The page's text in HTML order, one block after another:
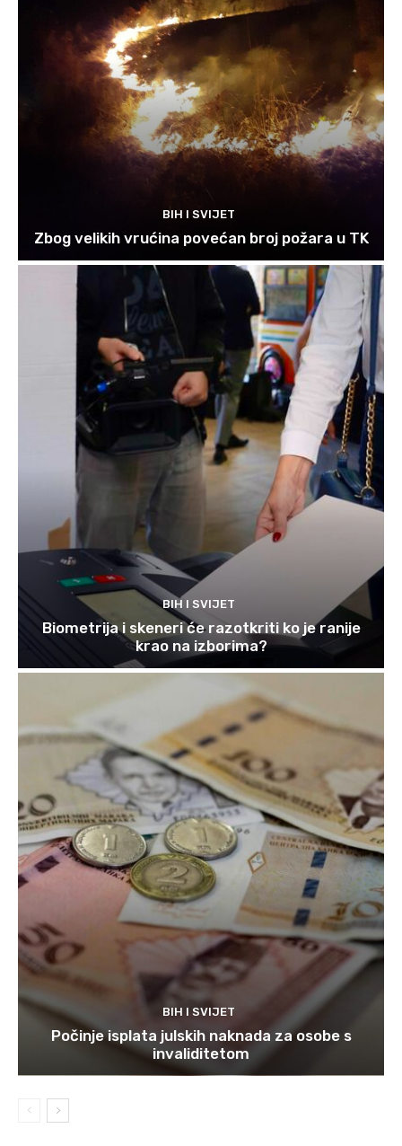
BIH I SVIJET
Zbog velikih vrućina povećan broj požara u TK
BIH I SVIJET
Biometrija i skeneri će razotkriti ko je ranije
krao na izborima?
BIH I SVIJET
Počinje isplata julskih naknada za osobe s
invaliditetom